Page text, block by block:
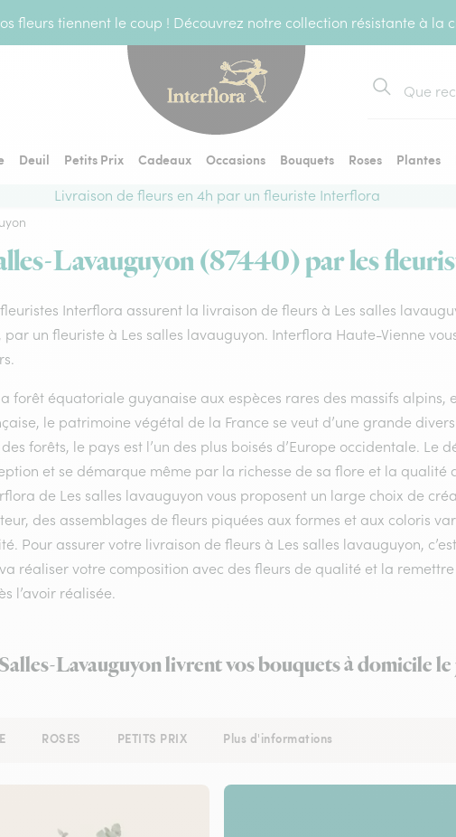
fleurs tiennent le coup ! Découvrez notre collection résistante à la
Rechercher
Deuil Petits Prix Cadeaux Occasions Bouquets Roses Plantes
Livraison de fleurs en 4h par un fleuriste Interflora
Lavauguyon (87440) par les
Interflora assurent la livraison de fleurs à Les salles
par un fleuriste à Les salles lavauguyon. Interflora Haute-Vienne
forêt équatoriale guyanaise aux espèces rares des massifs
le patrimoine végétal de la France se veut d’une grande
forêts, le pays est l’un des plus boisés d’Europe occidentale. Le
et se démarque même par la richesse de sa flore et la qualité
de Les salles lavauguyon vous proposent un large choix de
des assemblages de fleurs piquées aux formes et aux coloris
Pour assurer votre livraison de fleurs à Les salles lavauguyon,
réaliser votre composition avec des fleurs de qualité et la
l’avoir réalisée.
Lavauguyon livrent vos bouquets à domicile
ROSES PETITS PRIX Plus d'informations